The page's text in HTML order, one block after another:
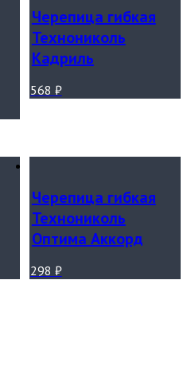
Черепица гибкая
Технониколь
Кадриль
568 ₽
Черепица гибкая
Технониколь
Оптима Аккорд
298 ₽